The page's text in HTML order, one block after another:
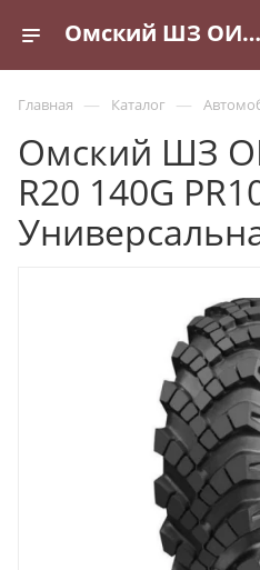
Омский ШЗ ОИ-25 14/0 R20 140G PR10 Универсальная - купить в Санкт-Петербурге по выгодной цене
Главная — Каталог —
Омский ШЗ
R20 140G